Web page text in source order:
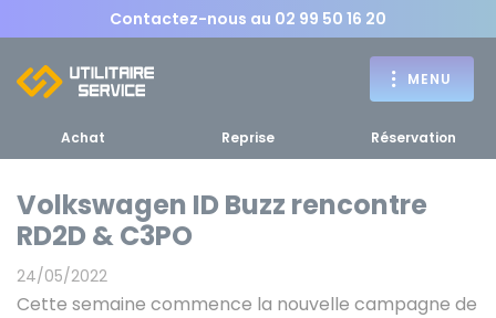
Contactez-nous au 02 99 50 16 20
MENU
RETOUR
MENU
d'un utilitaire
RETOUR MENU
Achat Reprise Réservation
Volkswagen ID Buzz rencontre
RD2D & C3PO
24/05/2022
Cette semaine commence la nouvelle campagne de